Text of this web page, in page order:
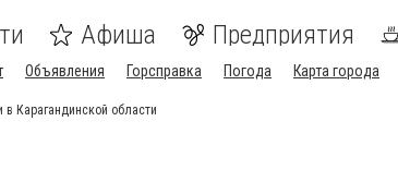
Афиша Предприятия
Объявления Горсправка Погода Карта города
Карагандинской области